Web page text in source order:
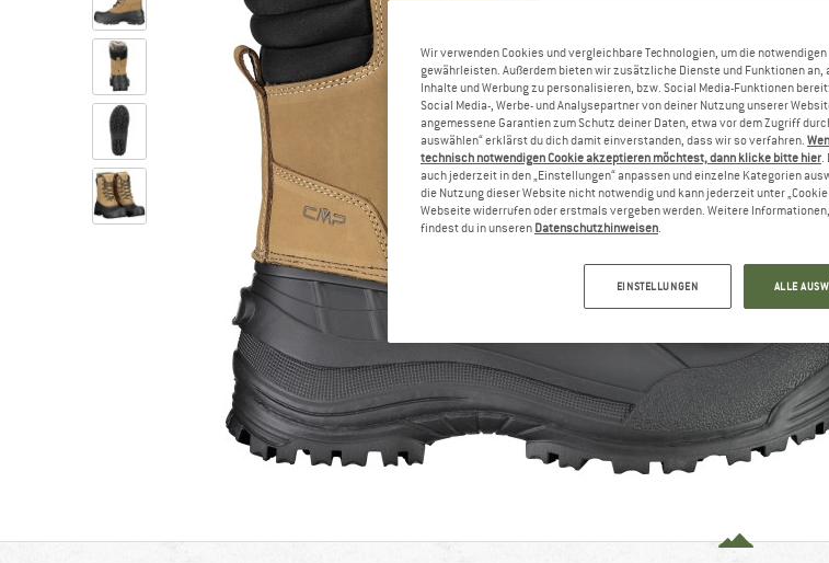
Wir verwenden Cookies und vergleichbare Technologien, um die
gewährleisten. Außerdem bieten wir zusätzliche Dienste und Funktionen
Inhalte und Werbung zu personalisieren, bzw. Social Media-Funktionen
Social Media-, Werbe- und Analysepartner von deiner Nutzung unserer
angemessene Garantien zum Schutz deiner Daten, etwa vor dem Zugriff
auswählen“ erklärst du dich damit einverstanden, dass wir so verfahren.
technisch notwendigen Cookie akzeptieren möchtest, dann klicke bitte hier.
auch jederzeit in den „Einstellungen“ anpassen und einzelne Kategorien
die Nutzung dieser Website nicht notwendig und kann jederzeit unter
Webseite widerrufen oder erstmals vergeben werden. Weitere
findest du in unseren Datenschutzhinweisen.
EINSTELLUNGEN ALLE